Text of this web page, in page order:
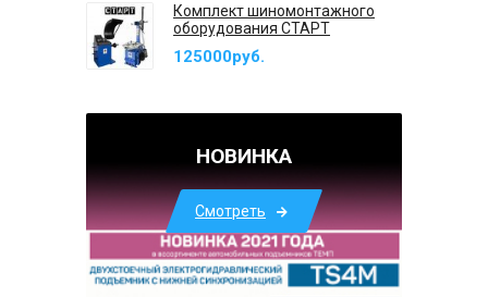
Комплект шиномонтажного
оборудования СТАРТ
125000руб.
НОВИНКА
Смотреть